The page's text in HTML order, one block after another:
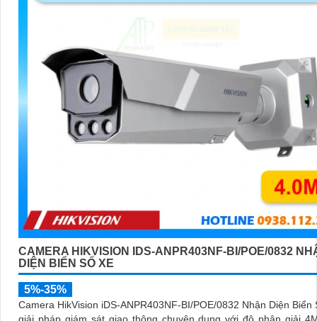
CAMERA HIKVISION IDS-ANPR403NF-BI/POE/0832
DIỆN BIỂN SỐ XE
5%-35%
Camera HikVision iDS-ANPR403NF-BI/POE/0832 Nhận Diện Biển